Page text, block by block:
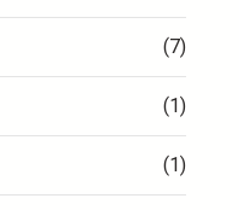
(7)
(1)
(1)